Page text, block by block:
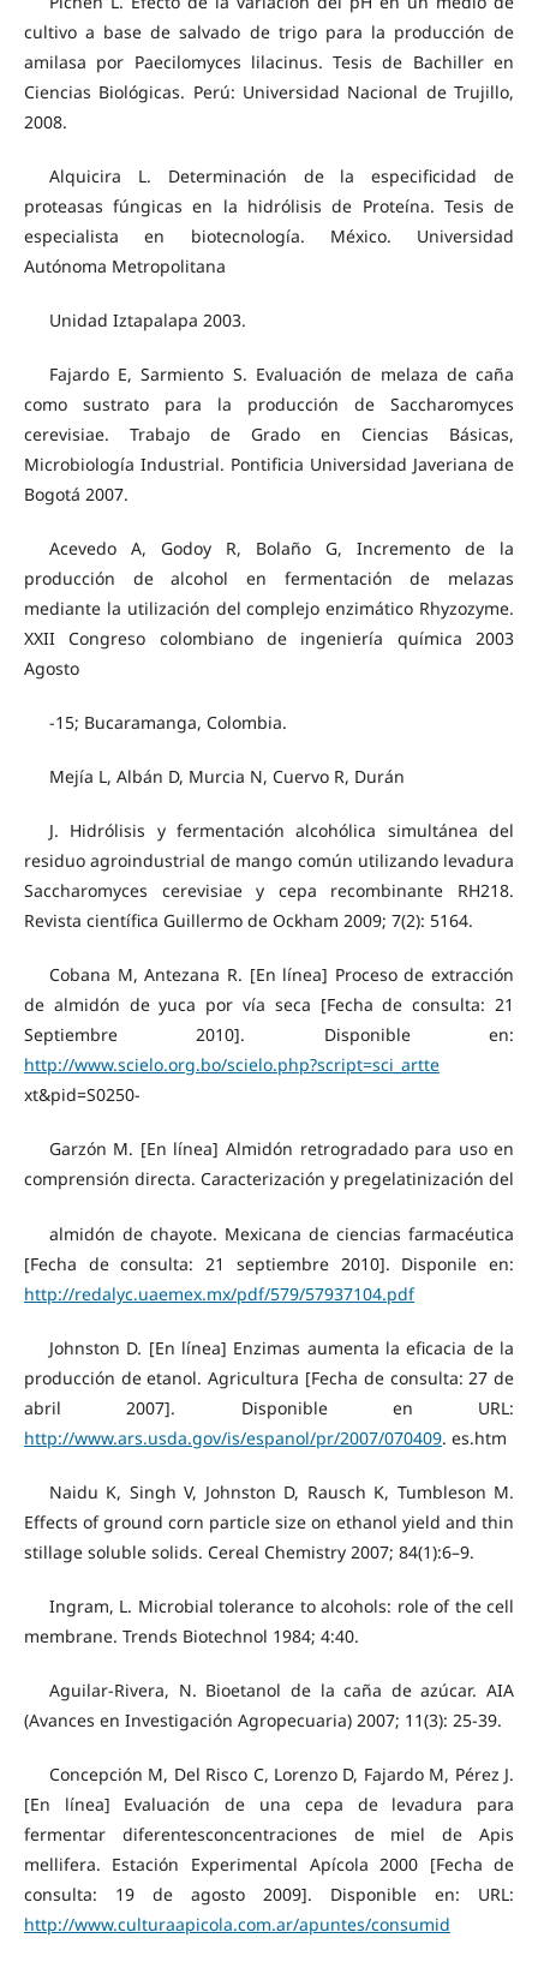
cultivo a base de salvado de trigo para la producción de
amilasa por Paecilomyces lilacinus. Tesis de Bachiller en
Ciencias Biológicas. Perú: Universidad Nacional de Trujillo,
2008.
Alquicira L. Determinación de la especificidad de
proteasas fúngicas en la hidrólisis de Proteína. Tesis de
especialista en biotecnología. México. Universidad
Autónoma Metropolitana
Unidad Iztapalapa 2003.
Fajardo E, Sarmiento S. Evaluación de melaza de caña
como sustrato para la producción de Saccharomyces
cerevisiae. Trabajo de Grado en Ciencias Básicas,
Microbiología Industrial. Pontificia Universidad Javeriana de
Bogotá 2007.
Acevedo A, Godoy R, Bolaño G, Incremento de la
producción de alcohol en fermentación de melazas
mediante la utilización del complejo enzimático Rhyzozyme.
XXII Congreso colombiano de ingeniería química 2003
Agosto
-15; Bucaramanga, Colombia.
Mejía L, Albán D, Murcia N, Cuervo R, Durán
J. Hidrólisis y fermentación alcohólica simultánea del
residuo agroindustrial de mango común utilizando levadura
Saccharomyces cerevisiae y cepa recombinante RH218.
Revista científica Guillermo de Ockham 2009; 7(2): 5164.
Cobana M, Antezana R. [En línea] Proceso de extracción
de almidón de yuca por vía seca [Fecha de consulta: 21
Septiembre 2010]. Disponible en:
http://www.scielo.org.bo/scielo.php?script=sci_artte
xt&pid=S0250-
Garzón M. [En línea] Almidón retrogradado para uso en
comprensión directa. Caracterización y pregelatinización del
almidón de chayote. Mexicana de ciencias farmacéutica
[Fecha de consulta: 21 septiembre 2010]. Disponile en:
http://redalyc.uaemex.mx/pdf/579/57937104.pdf
Johnston D. [En línea] Enzimas aumenta la eficacia de la
producción de etanol. Agricultura [Fecha de consulta: 27 de
abril 2007]. Disponible en URL:
http://www.ars.usda.gov/is/espanol/pr/2007/070409. es.htm
Naidu K, Singh V, Johnston D, Rausch K, Tumbleson M.
Effects of ground corn particle size on ethanol yield and thin
stillage soluble solids. Cereal Chemistry 2007; 84(1):6–9.
Ingram, L. Microbial tolerance to alcohols: role of the cell
membrane. Trends Biotechnol 1984; 4:40.
Aguilar-Rivera, N. Bioetanol de la caña de azúcar. AIA
(Avances en Investigación Agropecuaria) 2007; 11(3): 25-39.
Concepción M, Del Risco C, Lorenzo D, Fajardo M, Pérez J.
[En línea] Evaluación de una cepa de levadura para
fermentar diferentesconcentraciones de miel de Apis
mellifera. Estación Experimental Apícola 2000 [Fecha de
consulta: 19 de agosto 2009]. Disponible en: URL:
http://www.culturaapicola.com.ar/apuntes/consumid